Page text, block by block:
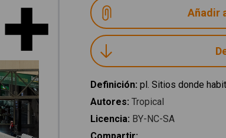
Definición: pl. Sitios donde
Autores: Tropical
Licencia: BY-NC-SA